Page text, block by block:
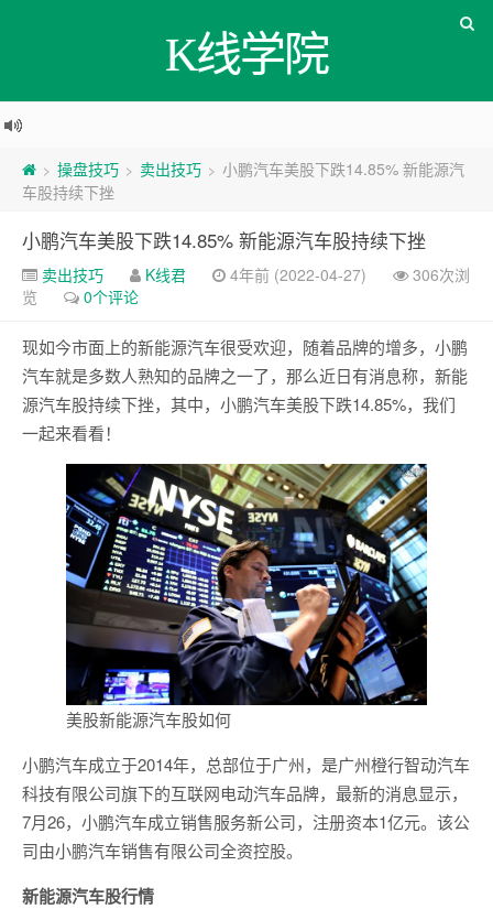
K线学院
> 操盘技巧 > 卖出技巧 > 小鹏汽车美股下跌14.85% 新能源汽
车股持续下挫
小鹏汽车美股下跌14.85% 新能源汽车股持续下挫
卖出技巧 K线君 4年前 (2022-04-27)
306次浏
览
0个评论
现如今市面上的新能源汽车很受欢迎，随着品牌的增多，小鹏
汽车就是多数人熟知的品牌之一了，那么近日有消息称，新能
源汽车股持续下挫，其中，小鹏汽车美股下跌14.85%，我们
一起来看看！
美股新能源汽车股如何
小鹏汽车成立于2014年，总部位于广州，是广州橙行智动汽车
科技有限公司旗下的互联网电动汽车品牌，最新的消息显示，
7月26，小鹏汽车成立销售服务新公司，注册资本1亿元。该公
司由小鹏汽车销售有限公司全资控股。
新能源汽车股行情